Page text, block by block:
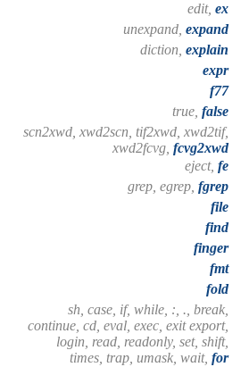
edit, ex
unexpand, expand
diction, explain
expr
f77
true, false
scn2xwd, xwd2scn, tif2xwd, xwd2tif,
xwd2fcvg, fcvg2xwd
eject, fe
grep, egrep, fgrep
file
find
finger
fmt
fold
sh, case, if, while, :, ., break,
continue, cd, eval, exec, exit export,
login, read, readonly, set, shift,
times, trap, umask, wait, for